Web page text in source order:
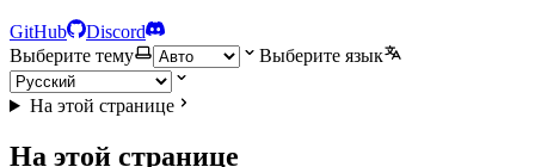
GitHub
Discord
Выберите тему
Выберите язык
На этой странице
На этой странице